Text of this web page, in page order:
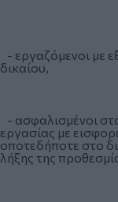
- εργαζόμενοι με
δικαίου,
- ασφαλισμένοι
εργασίας με
οποτεδήποτε στο
λήξης της